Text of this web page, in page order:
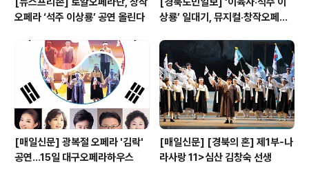
오페라 ‘석주 이상룡’ 공연 올린다
상룡’ 일대기, 뮤지컬·창작오페라
[매일신문] 광복절 오페라 '김락'
공연…15일 대구오페라하우스
[매일신문] [경북의 혼] 제1부-나
라사랑 11>심산 김창숙 선생